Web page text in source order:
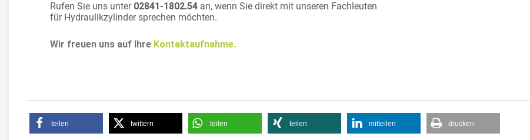
Rufen Sie uns unter 02841-1802.54 an, wenn Sie direkt mit unseren Fachleuten
für Hydraulikzylinder sprechen möchten.
Wir freuen uns auf Ihre Kontaktaufnahme.
teilen twittern teilen teilen mitteilen drucken